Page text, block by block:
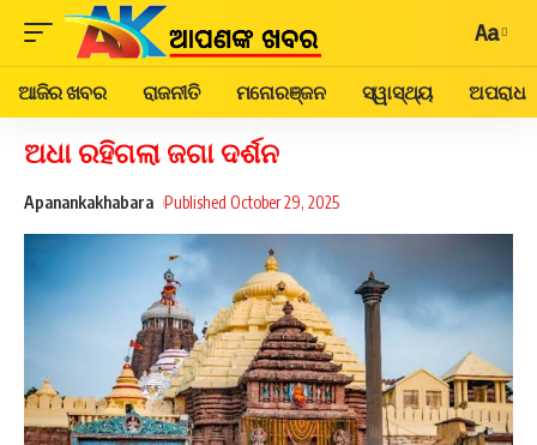
Aa
ଆଜିର ଖବର ରାଜନୀତି ମନୋରଞ୍ଜନ ସ୍ୱାସ୍ଥ୍ୟ ଅପରାଧ
ଅଧା ରହିଗଲା ଜଗା ଦର୍ଶନ
Apanankakhabara Published October 29, 2025